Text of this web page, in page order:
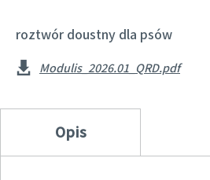
Lista produktów
Programy wsparcia
Biznes a partnerstwo naukowe
POLITYKA COOKIES
KONTAKT
roztwór doustny dla psów
Modulis_2026.01_QRD.pdf
Opis